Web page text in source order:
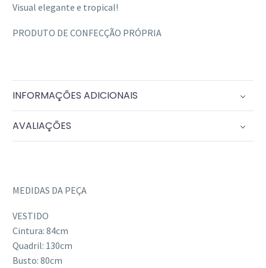
Visual elegante e tropical!
PRODUTO DE CONFECÇÃO PRÓPRIA
INFORMAÇÕES ADICIONAIS
AVALIAÇÕES
MEDIDAS DA PEÇA
VESTIDO
Cintura: 84cm
Quadril: 130cm
Busto: 80cm